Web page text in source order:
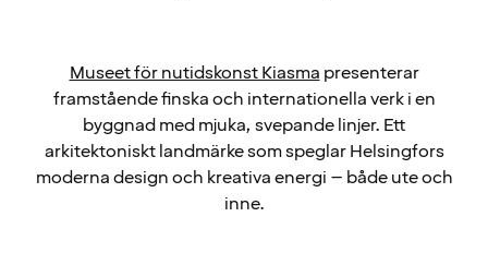
Museet för nutidskonst Kiasma presenterar
framstående finska och internationella verk i en
byggnad med mjuka, svepande linjer. Ett
arkitektoniskt landmärke som speglar Helsingfors
moderna design och kreativa energi – både ute och
inne.